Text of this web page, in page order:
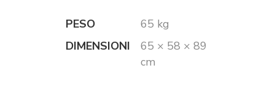
PESO
65 kg
DIMENSIONI
65 × 58 × 89
cm